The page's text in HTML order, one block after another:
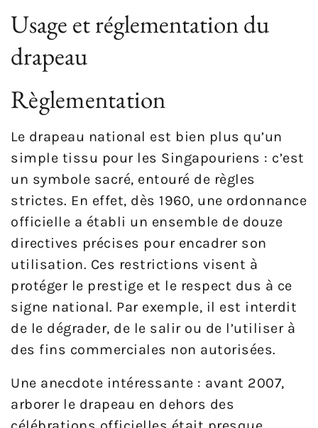
Usage et réglementation du
drapeau
Règlementation
Le drapeau national est bien plus qu’un
simple tissu pour les Singapouriens : c’est
un symbole sacré, entouré de règles
strictes. En effet, dès 1960, une ordonnance
officielle a établi un ensemble de douze
directives précises pour encadrer son
utilisation. Ces restrictions visent à
protéger le prestige et le respect dus à ce
signe national. Par exemple, il est interdit
de le dégrader, de le salir ou de l’utiliser à
des fins commerciales non autorisées.
Une anecdote intéressante : avant 2007,
arborer le drapeau en dehors des